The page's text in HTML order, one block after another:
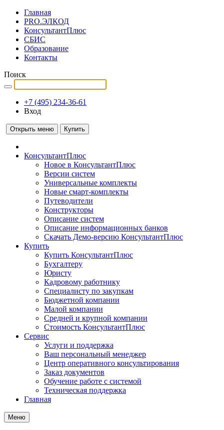
Главная
PRO.ЭЛКОД
КонсультантПлюс
СБИС
Образование
Контакты
Поиск
+7 (495) 234-36-61
Вход
Открыть меню Купить
КонсультантПлюс
Новое в КонсультантПлюс
Версии систем
Универсальные комплекты
Новые смарт-комплекты
Путеводители
Конструкторы
Описание систем
Описание информационных банков
Скачать Демо-версию КонсультантПлюс
Купить
Купить КонсультантПлюс
Бухгалтеру
Юристу
Кадровому работнику
Специалисту по закупкам
Бюджетной компании
Малой компании
Средней и крупной компании
Стоимость КонсультантПлюс
Сервис
Услуги и поддержка
Ваш персональный менеджер
Центр оперативного консультирования
Заказ документов
Обучение работе с системой
Техническая поддержка
Главная
Меню